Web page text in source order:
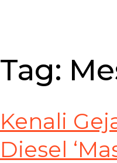
Tag:
Kenali
Diesel